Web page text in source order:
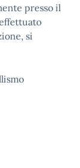
presso il
si